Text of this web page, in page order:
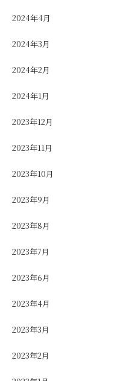
2024年4月
2024年3月
2024年2月
2024年1月
2023年12月
2023年11月
2023年10月
2023年9月
2023年8月
2023年7月
2023年6月
2023年4月
2023年3月
2023年2月